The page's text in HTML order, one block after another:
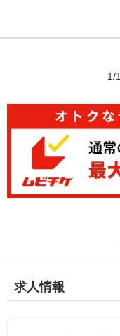
1/1
求人情報